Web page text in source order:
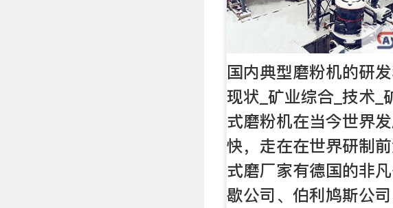
国内典型磨粉机的研
现状_矿业综合_技术_
式磨粉机在当今世界
快，走在在世界研制
式磨厂家有德国的非
歇公司、伯利鸠斯公